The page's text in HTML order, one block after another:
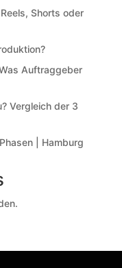
Shorts oder
Auftraggeber
Vergleich der 3
| Hamburg